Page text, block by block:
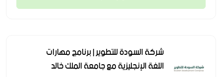
شركة السودة للتطوير | برنامج مهارات
اللغة الإنجليزية مع جامعة الملك خالد